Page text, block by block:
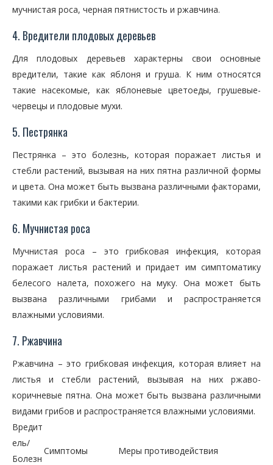
мучнистая роса, черная пятнистость и ржавчина.
4. Вредители плодовых деревьев
Для плодовых деревьев характерны свои основные
вредители, такие как яблоня и груша. К ним относятся
такие насекомые, как яблоневые цветоеды, грушевые-
червецы и плодовые мухи.
5. Пестрянка
Пестрянка – это болезнь, которая поражает листья и
стебли растений, вызывая на них пятна различной формы
и цвета. Она может быть вызвана различными факторами,
такими как грибки и бактерии.
6. Мучнистая роса
Мучнистая роса – это грибковая инфекция, которая
поражает листья растений и придает им симптоматику
белесого налета, похожего на муку. Она может быть
вызвана различными грибами и распространяется
влажными условиями.
7. Ржавчина
Ржавчина – это грибковая инфекция, которая влияет на
листья и стебли растений, вызывая на них ржаво-
коричневые пятна. Она может быть вызвана различными
видами грибов и распространяется влажными условиями.
Вредит
ель/
Болезн
Симптомы Меры противодействия